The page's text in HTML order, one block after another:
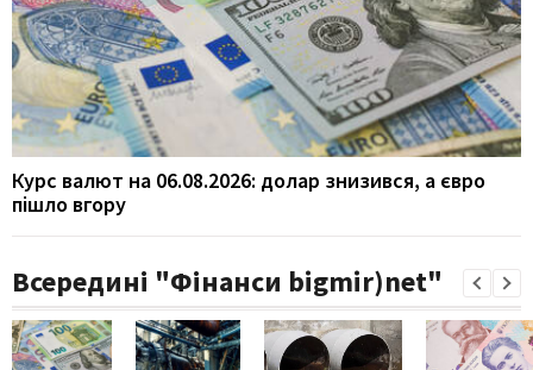
Курс валют на 06.08.2026: долар знизився, а євро
пішло вгору
Всередині "Фінанси bigmir)net"